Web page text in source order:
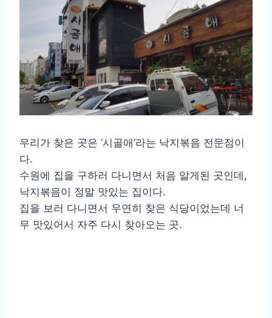
우리가 찾은 곳은 ‘시골애’라는 낙지볶음 전문점이
다.
수원에 집을 구하러 다니면서 처음 알게된 곳인데,
낙지볶음이 정말 맛있는 집이다.
집을 보러 다니면서 우연히 찾은 식당이었는데 너
무 맛있어서 자주 다시 찾아오는 곳.